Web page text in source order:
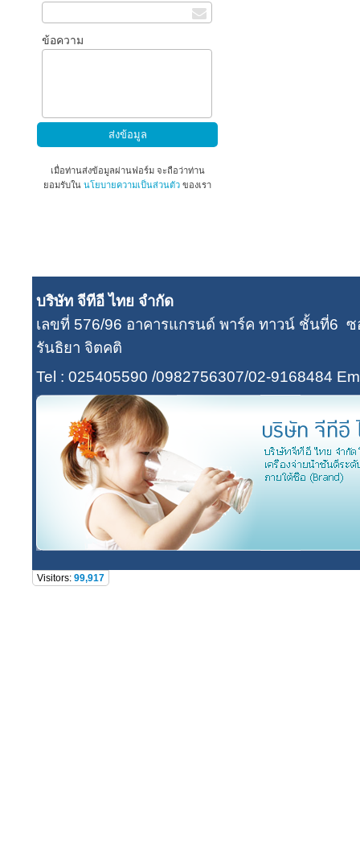
ข้อความ
เมื่อท่านส่งข้อมูลผ่านฟอร์ม จะถือว่าท่าน
ยอมรับใน นโยบายความเป็นส่วนตัวของเรา
บริษัท จีทีอี ไทย จำกัด
เลขที่ 576/96 อาคารแกรนด์ พาร์ค ทาวน์ ชั้นที่6
รันธิยา จิตคติ
Tel : 025405590 /0982756307/02-9168484
Visitors: 99,917